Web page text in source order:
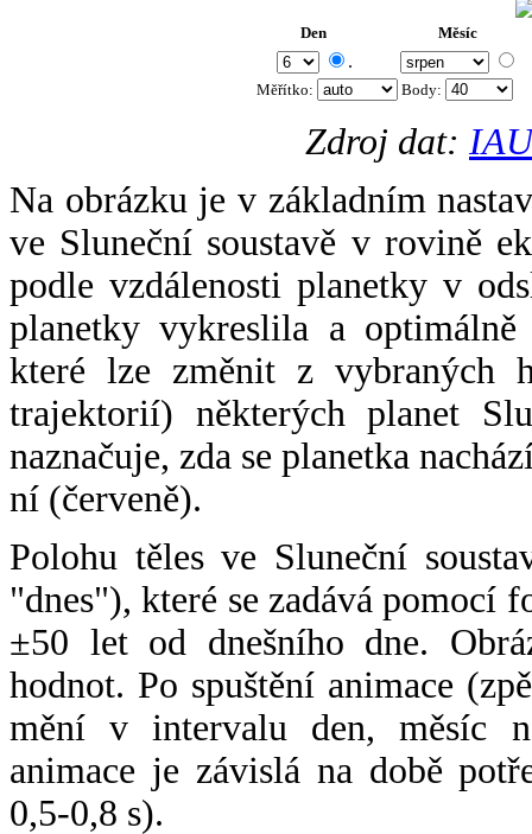
Den Měsíc
.
Měřítko: Body:
Zdroj dat:
Na obrázku je v základním
ve Sluneční soustavě v rovině
podle vzdálenosti planetky v
planetky vykreslila a
které lze změnit z vybraných
trajektorií) některých planet
naznačuje, zda se planetka
ní (červeně).
Polohu těles ve Sluneční
"dnes"), které se zadává pomocí
±50 let od dnešního dne.
hodnot. Po spuštění animace
mění v intervalu den, měsíc
animace je závislá na době
0,5-0,8 s).